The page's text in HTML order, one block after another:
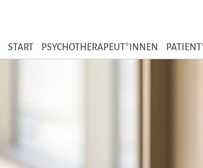
START PSYCHOTHERAPEUT*INNEN